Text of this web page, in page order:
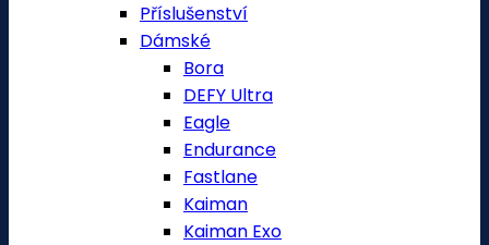
Příslušenství
Dámské
Bora
DEFY Ultra
Eagle
Endurance
Fastlane
Kaiman
Kaiman Exo